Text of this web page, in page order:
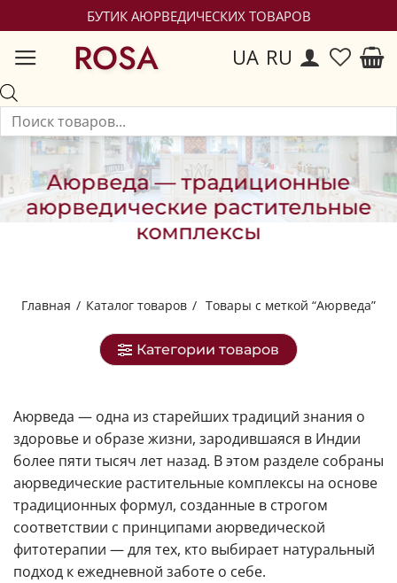
БУТИК АЮРВЕДИЧЕСКИХ ТОВАРОВ
ROSA UA RU
Аюрведа — традиционные
аюрведические растительные
комплексы
Главная / Каталог товаров / Товары с меткой “Аюрведа”
Категории товаров
Аюрведа — одна из старейших традиций знания о
здоровье и образе жизни, зародившаяся в Индии
более пяти тысяч лет назад. В этом разделе собраны
аюрведические растительные комплексы на основе
традиционных формул, созданные в строгом
соответствии с принципами аюрведической
фитотерапии — для тех, кто выбирает натуральный
подход к ежедневной заботе о себе.